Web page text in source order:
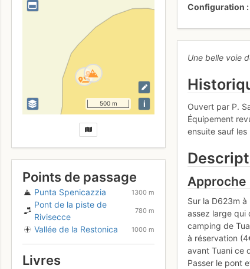
500 m i
Points de passage
Punta Spenicazzia 1300 m
Pont de la piste de
Rivisecce
780 m
Vallée de la Restonica 1000 m
Livres
Configuration
Une belle voie
Ouvert par P.
Équipement
ensuite sauf
Approche
Sur la D623m
assez large qui
camping de
à réservation
avant Tuani ce
Passer le pont